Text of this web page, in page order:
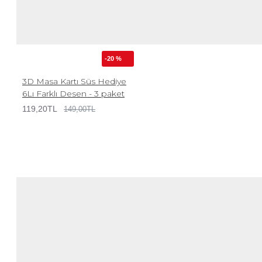
-20 %
3D Masa Kartı Süs Hediye
6Lı Farklı Desen - 3 paket
119,20TL 149,00TL